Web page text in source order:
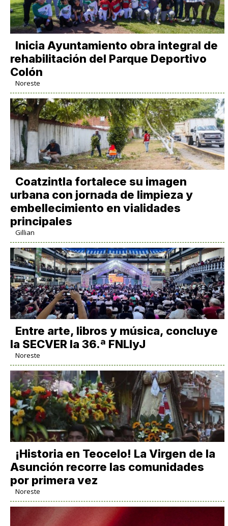
Inicia Ayuntamiento obra integral de
rehabilitación del Parque Deportivo
Colón
Noreste
Coatzintla fortalece su imagen
urbana con jornada de limpieza y
embellecimiento en vialidades
principales
Gillian
Entre arte, libros y música, concluye
la SECVER la 36.ª FNLIyJ
Noreste
​¡Historia en Teocelo! La Virgen de la
Asunción recorre las comunidades
por primera vez
Noreste